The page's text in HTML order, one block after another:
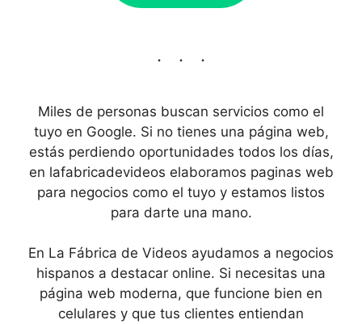
Miles de personas buscan servicios como el
tuyo en Google. Si no tienes una página web,
estás perdiendo oportunidades todos los días,
en lafabricadevideos elaboramos paginas web
para negocios como el tuyo y estamos listos
para darte una mano.
En La Fábrica de Videos ayudamos a negocios
hispanos a destacar online. Si necesitas una
página web moderna, que funcione bien en
celulares y que tus clientes entiendan